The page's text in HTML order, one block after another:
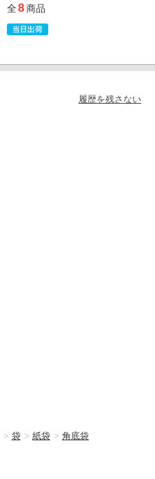
全8商品
履歴を残さない
> 袋 > 紙袋 > 角底袋